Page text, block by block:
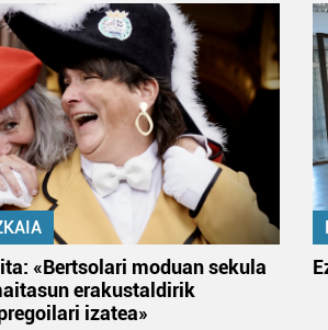
«Bertsolari moduan sekula
erakustaldirik
izatea»